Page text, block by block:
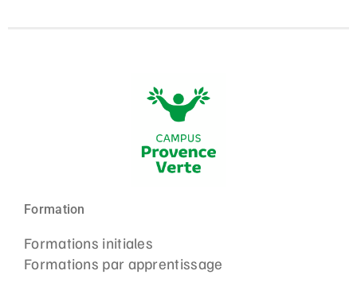
Formation
Formations initiales
Formations par apprentissage